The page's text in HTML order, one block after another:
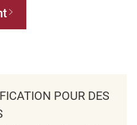
POUR DES